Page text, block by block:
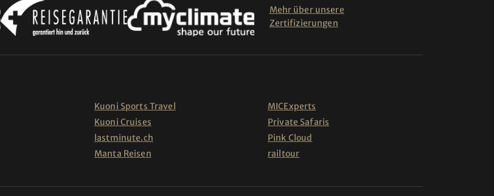
Mehr über unsere
Zertifizierungen
Kuoni Sports Travel
Kuoni Cruises
lastminute.ch
Manta Reisen
MICExperts
Private Safaris
Pink Cloud
railtour